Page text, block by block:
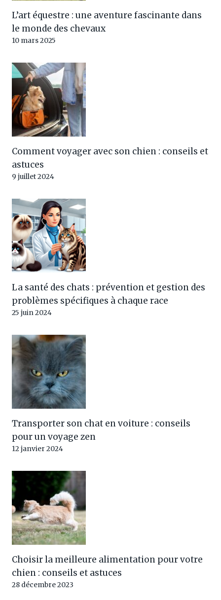
L’art équestre : une aventure fascinante dans
le monde des chevaux
10 mars 2025
Comment voyager avec son chien : conseils et
astuces
9 juillet 2024
La santé des chats : prévention et gestion des
problèmes spécifiques à chaque race
25 juin 2024
Transporter son chat en voiture : conseils
pour un voyage zen
12 janvier 2024
Choisir la meilleure alimentation pour votre
chien : conseils et astuces
28 décembre 2023